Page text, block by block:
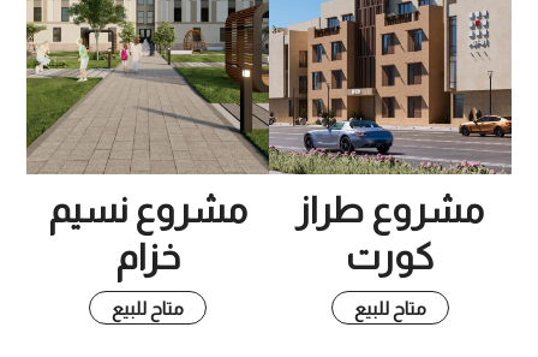
مشروع طراز
كورت
متاح للبيع
مشروع نسيم
خزام
متاح للبيع